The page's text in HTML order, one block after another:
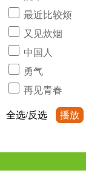
最近比较烦
又见炊烟
中国人
勇气
再见青春
全选/反选 播放